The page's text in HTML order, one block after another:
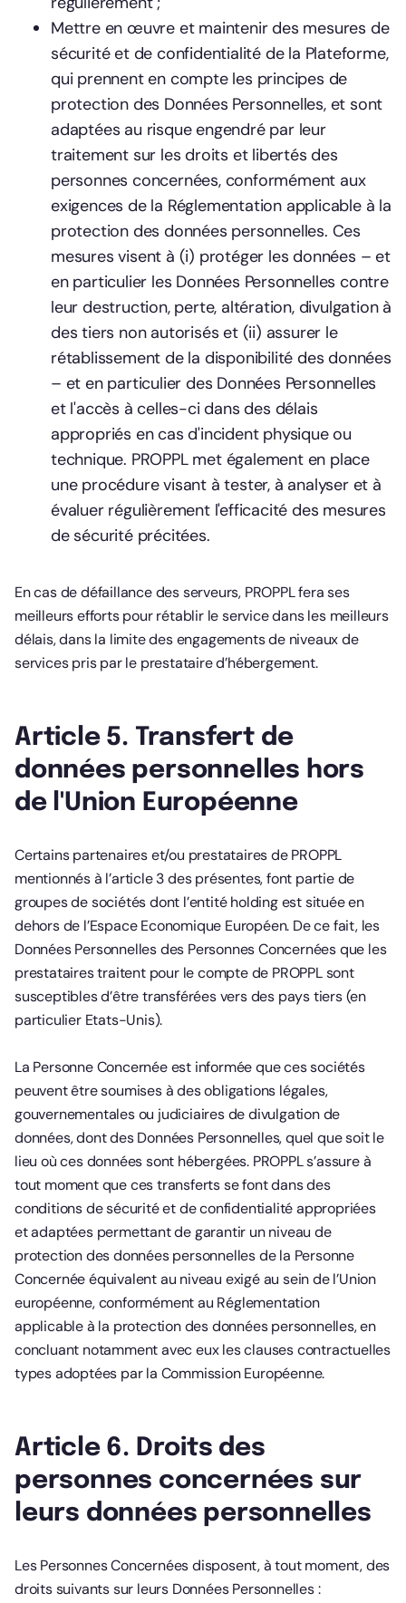
Mettre en œuvre et maintenir des mesures de
sécurité et de confidentialité de la Plateforme,
qui prennent en compte les principes de
protection des Données Personnelles, et sont
adaptées au risque engendré par leur
traitement sur les droits et libertés des
personnes concernées, conformément aux
exigences de la Réglementation applicable à la
protection des données personnelles. Ces
mesures visent à (i) protéger les données – et
en particulier les Données Personnelles contre
leur destruction, perte, altération, divulgation à
des tiers non autorisés et (ii) assurer le
rétablissement de la disponibilité des données
– et en particulier des Données Personnelles
et l'accès à celles-ci dans des délais
appropriés en cas d'incident physique ou
technique. PROPPL met également en place
une procédure visant à tester, à analyser et à
évaluer régulièrement l'efficacité des mesures
de sécurité précitées.
En cas de défaillance des serveurs, PROPPL fera ses
meilleurs efforts pour rétablir le service dans les meilleurs
délais, dans la limite des engagements de niveaux de
services pris par le prestataire d’hébergement.
Article 5. Transfert de
données personnelles hors
de l'Union Européenne
Certains partenaires et/ou prestataires de PROPPL
mentionnés à l’article 3 des présentes, font partie de
groupes de sociétés dont l’entité holding est située en
dehors de l’Espace Economique Européen. De ce fait, les
Données Personnelles des Personnes Concernées que les
prestataires traitent pour le compte de PROPPL sont
susceptibles d’être transférées vers des pays tiers (en
particulier Etats-Unis).
La Personne Concernée est informée que ces sociétés
peuvent être soumises à des obligations légales,
gouvernementales ou judiciaires de divulgation de
données, dont des Données Personnelles, quel que soit le
lieu où ces données sont hébergées. PROPPL s’assure à
tout moment que ces transferts se font dans des
conditions de sécurité et de confidentialité appropriées
et adaptées permettant de garantir un niveau de
protection des données personnelles de la Personne
Concernée équivalent au niveau exigé au sein de l’Union
européenne, conformément au Réglementation
applicable à la protection des données personnelles, en
concluant notamment avec eux les clauses contractuelles
types adoptées par la Commission Européenne.
Article 6. Droits des
personnes concernées sur
leurs données personnelles
Les Personnes Concernées disposent, à tout moment, des
droits suivants sur leurs Données Personnelles :